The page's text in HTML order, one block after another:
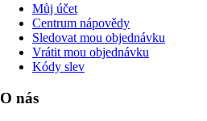
Můj účet
Centrum nápovědy
Sledovat mou objednávku
Vrátit mou objednávku
Kódy slev
O nás